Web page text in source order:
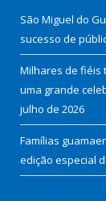
São Miguel do
sucesso de
Milhares de fiéis
uma grande
julho de 2026
Famílias
edição especial